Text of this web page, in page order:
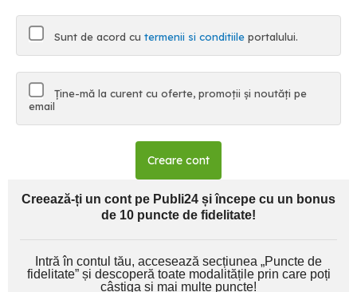
Sunt de acord cu termenii si conditiile portalului.
Ține-mă la curent cu oferte, promoții și noutăți pe
email
Creare cont
Creează-ți un cont pe Publi24 și începe cu un bonus
de 10 puncte de fidelitate!
Intră în contul tău, accesează secțiunea „Puncte de
fidelitate” și descoperă toate modalitățile prin care poți
câștiga și mai multe puncte!